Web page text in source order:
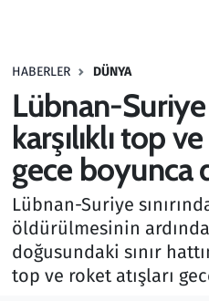
HABERLER DÜNYA
Lübnan-Suriye
karşılıklı top
gece boyunca
Lübnan-Suriye
öldürülmesinin
doğusundaki sınır
top ve roket atışları
Haber
Kültür Sanat
Kurumsal Haberler
Lezzet Durağı
Memur ve Kamu